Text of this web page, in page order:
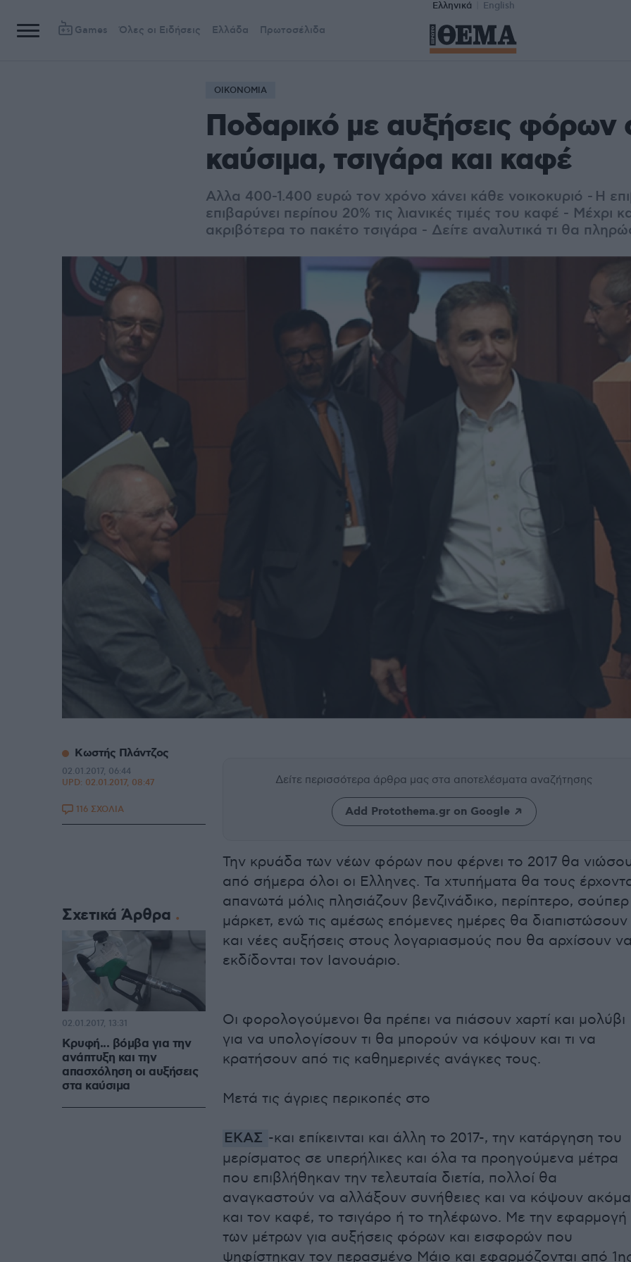
Ελληνικά English
Games Όλες οι Ειδήσεις Ελλάδα Πρωτοσέλιδα
ΟΙΚΟΝΟΜΙΑ
Ποδαρικό με αυξήσεις φόρων
καύσιμα, τσιγάρα και καφέ
Αλλα ​​​400-1.400 ευρώ τον χρόνο χάνει κάθε νοικοκυριό - Η
επιβαρύνει περίπου 20% τις λιανικές τιμές του καφέ - Μέχρι
ακριβότερα το πακέτο τσιγάρα - Δείτε αναλυτικά τι θα
Δείτε περισσότερα άρθρα μας στα αποτελέσματα αναζήτησης
Add Protothema.gr on Google
Την κρυάδα των νέων φόρων που φέρνει το 2017 θα
από σήμερα όλοι οι Ελληνες. Τα χτυπήματα θα τους
απανωτά μόλις πλησιάζουν βενζινάδικο, περίπτερο, σούπερ
μάρκετ, ενώ τις αμέσως επόμενες ημέρες θα διαπιστώσουν
και νέες αυξήσεις στους λογαριασμούς που θα αρχίσουν
εκδίδονται τον Ιανουάριο.
Οι φορολογούμενοι θα πρέπει να πιάσουν χαρτί και μολύβι
για να υπολογίσουν τι θα μπορούν να κόψουν και τι να
κρατήσουν από τις καθημερινές ανάγκες τους.
Μετά τις άγριες περικοπές στο
ΕΚΑΣ -και επίκεινται και άλλη το 2017-, την κατάργηση του
μερίσματος σε υπερήλικες και όλα τα προηγούμενα μέτρα
που επιβλήθηκαν την τελευταία διετία, πολλοί θα
αναγκαστούν να αλλάξουν συνήθειες και να κόψουν ακόμα
και τον καφέ, το τσιγάρο ή το τηλέφωνο. Με την εφαρμογή
των μέτρων για αυξήσεις φόρων και εισφορών που
ψηφίστηκαν τον περασμένο Μάιο και εφαρμόζονται από
Κωστής Πλάντζος
02.01.2017, 06:44
UPD: 02.01.2017, 08:47
116 ΣΧΟΛΙΑ
Σχετικά Άρθρα
Κρυφή... βόμβα για την
ανάπτυξη και την
απασχόληση οι αυξήσεις
στα καύσιμα
02.01.2017, 13:31